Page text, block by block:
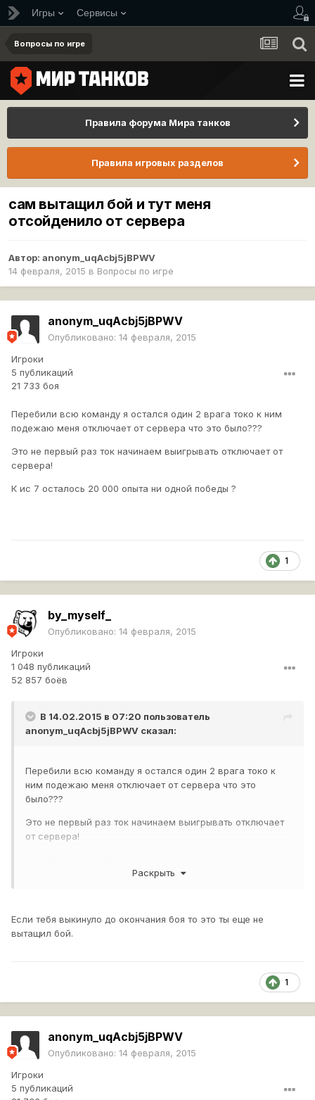
Игры Сервисы
Вопросы по игре
Правила форума Мира танков
Правила игровых разделов
сам вытащил бой и тут меня
отсойденило от сервера
Автор: anonym_uqAcbj5jBPWV
14 февраля, 2015 в Вопросы по игре
anonym_uqAcbj5jBPWV
Опубликовано: 14 февраля, 2015
Игроки
5 публикаций
21 733 боя
Перебили всю команду я остался один 2 врага токо к ним
подежаю меня отключает от сервера что это было???
Это не первый раз ток начинаем выигрывать отключает от
сервера!
К ис 7 осталось 20 000 опыта ни одной победы ?
1
by_myself_
Опубликовано: 14 февраля, 2015
Игроки
1 048 публикаций
52 857 боёв
В 14.02.2015 в 07:20 пользователь
anonym_uqAcbj5jBPWV сказал:
Перебили всю команду я остался один 2 врага токо к
ним подежаю меня отключает от сервера что это
было???
Это не первый раз ток начинаем выигрывать отключает
от сервера!
Раскрыть
Если тебя выкинуло до окончания боя то это ты еще не
вытащил бой.
1
anonym_uqAcbj5jBPWV
Опубликовано: 14 февраля, 2015
Игроки
5 публикаций